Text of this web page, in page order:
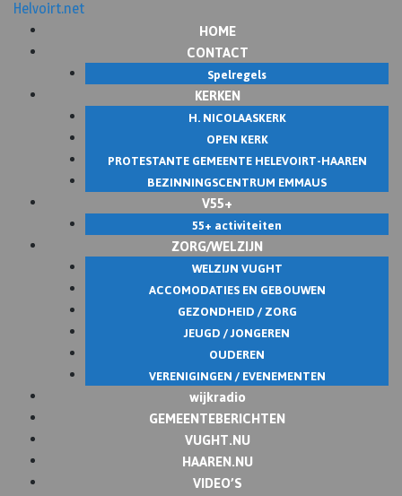
HOME
CONTACT
Spelregels
KERKEN
H. NICOLAASKERK
OPEN KERK
PROTESTANTE GEMEENTE HELEVOIRT-HAAREN
BEZINNINGSCENTRUM EMMAUS
V55+
55+ activiteiten
ZORG/WELZIJN
WELZIJN VUGHT
ACCOMODATIES EN GEBOUWEN
GEZONDHEID / ZORG
JEUGD / JONGEREN
OUDEREN
VERENIGINGEN / EVENEMENTEN
wijkradio
GEMEENTEBERICHTEN
VUGHT.NU
HAAREN.NU
VIDEO’S